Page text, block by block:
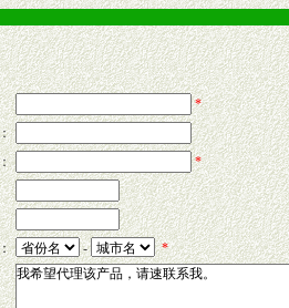
并为之提供配送服务。
免费提供软硬性平面广告、电台广告
严格保证区域市场独占，杜绝串货、假
*
*
- *